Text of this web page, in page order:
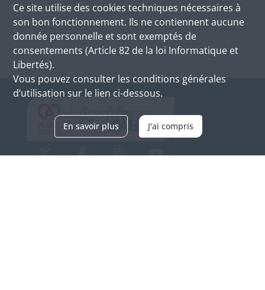
Ce site utilise des cookies techniques nécessaires à
son bon fonctionnement. Ils ne contiennent aucune
donnée personnelle et sont exemptés de
consentements (Article 82 de la loi Informatique et
Libertés).
Vous pouvez consulter les conditions générales
d’utilisation sur le lien ci-dessous.
En savoir plus J'ai compris